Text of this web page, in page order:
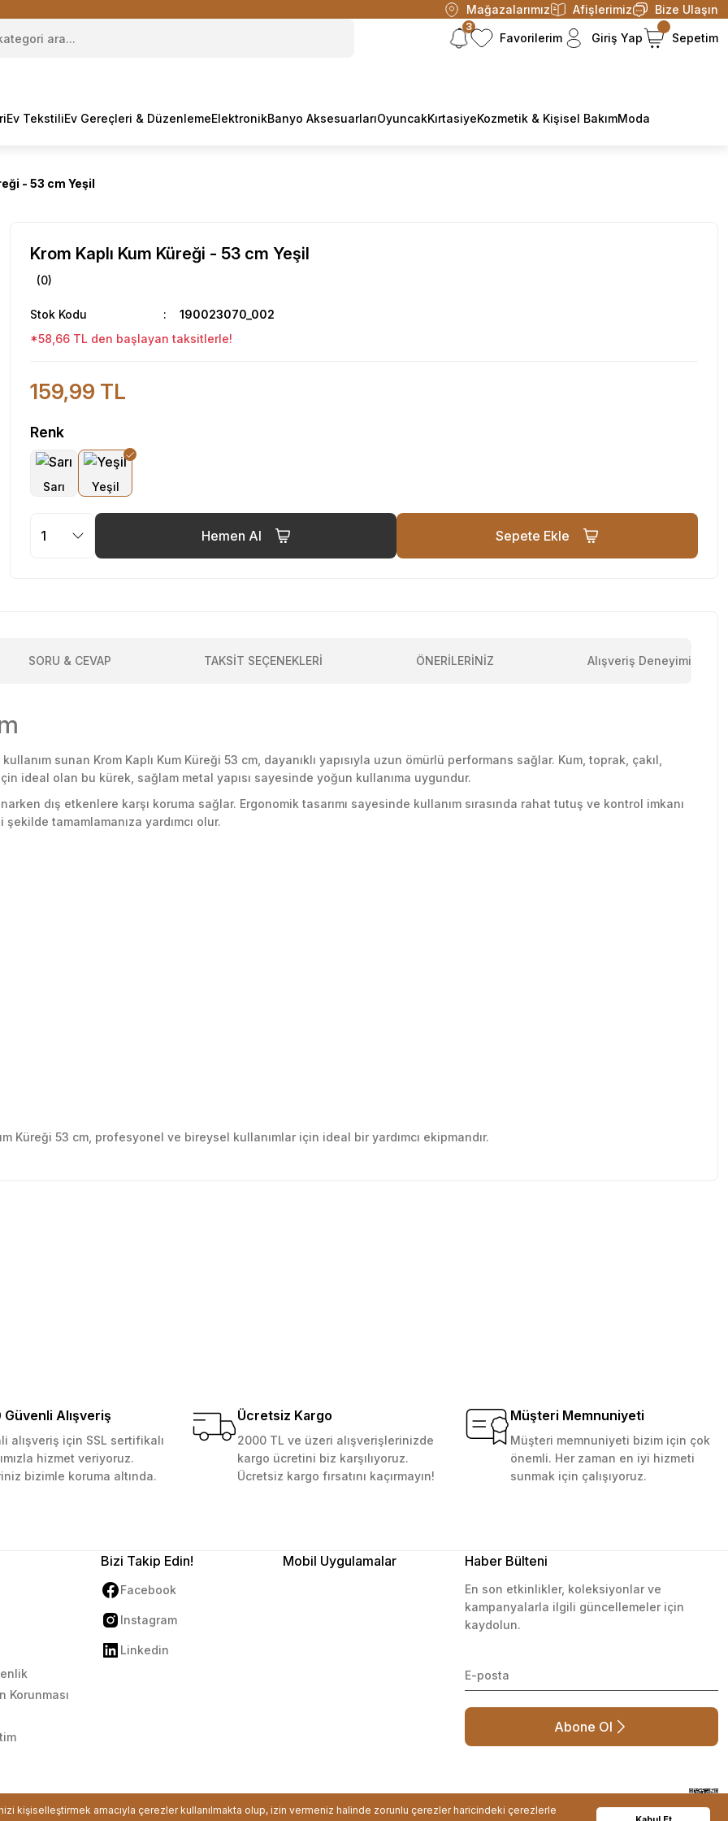
kişiselleştirmek amacıyla çerezler kullanılmakta olup, izin vermeniz halinde zorunlu çerezler haricindeki çerezlerle
Mağazalarımız Afişlerimiz Bize Ulaşın
3
Favorilerim Giriş Yap Sepetim
Ev TekstiliEv Gereçleri & DüzenlemeElektronikBanyo AksesuarlarıOyuncakKırtasiyeKozmetik & Kişisel BakımModa
- 53 cm Yeşil
Krom Kaplı Kum Küreği - 53 cm Yeşil
(0)
Stok Kodu
190023070_002
*58,66 TL den başlayan taksitlerle!
159,99 TL
Renk
Hemen Al Sepete Ekle
SORU & CEVAP TAKSİT SEÇENEKLERİ ÖNERİLERİNİZ Alışveriş Deneyimi
sunan Krom Kaplı Kum Küreği 53 cm, dayanıklı yapısıyla uzun ömürlü performans sağlar. Kum, toprak, çakıl,
ideal olan bu kürek, sağlam metal yapısı sayesinde yoğun kullanıma uygundur.
dış etkenlere karşı koruma sağlar. Ergonomik tasarımı sayesinde kullanım sırasında rahat tutuş ve kontrol imkanı
tamamlamanıza yardımcı olur.
Küreği 53 cm, profesyonel ve bireysel kullanımlar için ideal bir yardımcı ekipmandır.
Güvenli Alışveriş
alışveriş için SSL sertifikalı
hizmet veriyoruz.
bizimle koruma altında.
Ücretsiz Kargo
2000 TL ve üzeri alışverişlerinizde
kargo ücretini biz karşılıyoruz.
Ücretsiz kargo fırsatını kaçırmayın!
Müşteri Memnuniyeti
Müşteri memnuniyeti bizim için çok
önemli. Her zaman en iyi hizmeti
sunmak için çalışıyoruz.
Korunması
Bizi Takip Edin!
Facebook
Instagram
Linkedin
Mobil Uygulamalar Haber Bülteni
En son etkinlikler, koleksiyonlar ve
kampanyalarla ilgili güncellemeler için
kaydolun.
Abone Ol
ile korunmaktadır.